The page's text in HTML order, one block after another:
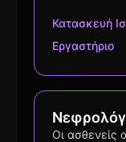
Κατασκευή
Εργαστήριο
Οι ασθενείς